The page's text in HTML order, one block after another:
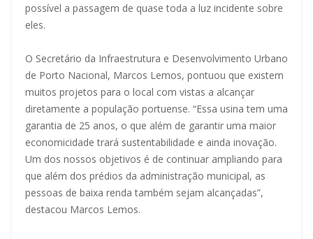
possível a passagem de quase toda a luz incidente sobre
eles.
O Secretário da Infraestrutura e Desenvolvimento Urbano
de Porto Nacional, Marcos Lemos, pontuou que existem
muitos projetos para o local com vistas a alcançar
diretamente a população portuense. “Essa usina tem uma
garantia de 25 anos, o que além de garantir uma maior
economicidade trará sustentabilidade e ainda inovação.
Um dos nossos objetivos é de continuar ampliando para
que além dos prédios da administração municipal, as
pessoas de baixa renda também sejam alcançadas”,
destacou Marcos Lemos.